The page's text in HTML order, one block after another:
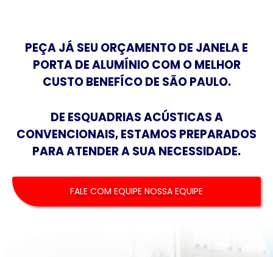
PEÇA JÁ SEU ORÇAMENTO DE JANELA E
PORTA DE ALUMÍNIO COM O MELHOR
CUSTO BENEFÍCO DE SÃO PAULO.
DE ESQUADRIAS ACÚSTICAS A
CONVENCIONAIS, ESTAMOS PREPARADOS
PARA ATENDER A SUA NECESSIDADE.
FALE COM EQUIPE NOSSA EQUIPE